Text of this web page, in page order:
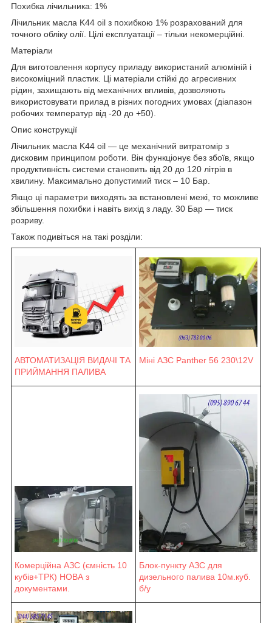
Похибка лічильника: 1%
Лічильник масла K44 oil з похибкою 1% розрахований для
точного обліку олії. Цілі експлуатації – тільки некомерційні.
Матеріали
Для виготовлення корпусу приладу використаний алюміній і
високоміцний пластик. Ці матеріали стійкі до агресивних
рідин, захищають від механічних впливів, дозволяють
використовувати прилад в різних погодних умовах (діапазон
робочих температур від -20 до +50).
Опис конструкції
Лічильник масла K44 oil — це механічний витратомір з
дисковим принципом роботи. Він функціонує без збоїв, якщо
продуктивність системи становить від 20 до 120 літрів в
хвилину. Максимально допустимий тиск – 10 Бар.
Якщо ці параметри виходять за встановлені межі, то можливе
збільшення похибки і навіть вихід з ладу. 30 Бар — тиск
розриву.
Також подивіться на такі розділи:
АВТОМАТИЗАЦІЯ ВИДАЧІ ТА
ПРИЙМАННЯ ПАЛИВА
Міні АЗС Panther 56 230\12V
Комерційна АЗС (ємність 10
кубів+ТРК) НОВА з
документами.
Блок-пункту АЗС для
дизельного палива 10м.куб.
б/у